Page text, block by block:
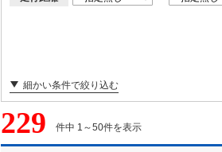
細かい条件で絞り込む
229 件中 1～50件を表示